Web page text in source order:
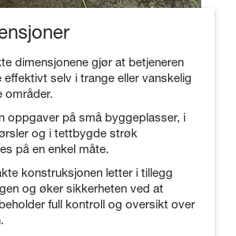
dimensjonene gjør at betjeneren
effektivt selv i trange eller vanskelig
områder.
oppgaver på små byggeplasser, i
og i tettbygde strøk
på en enkel måte.
konstruksjonen letter i tillegg
og øker sikkerheten ved at
full kontroll og oversikt over